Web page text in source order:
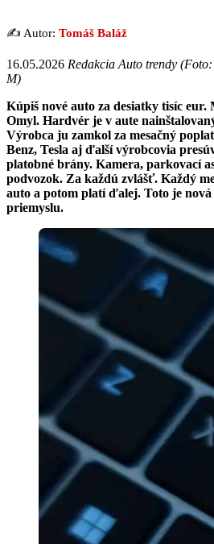
✍️ Autor: Tomáš Baláž
16.05.2026 Redakcia Auto trendy
M)
Kúpiš nové auto za desiatky tisíc eur.
Omyl. Hardvér je v aute
Výrobca ju zamkol za mesačný
Benz, Tesla aj ďalší výrobcovia
platobné brány. Kamera, parkovací
podvozok. Za každú zvlášť. Každý
auto a potom platí ďalej. Toto je
priemyslu.